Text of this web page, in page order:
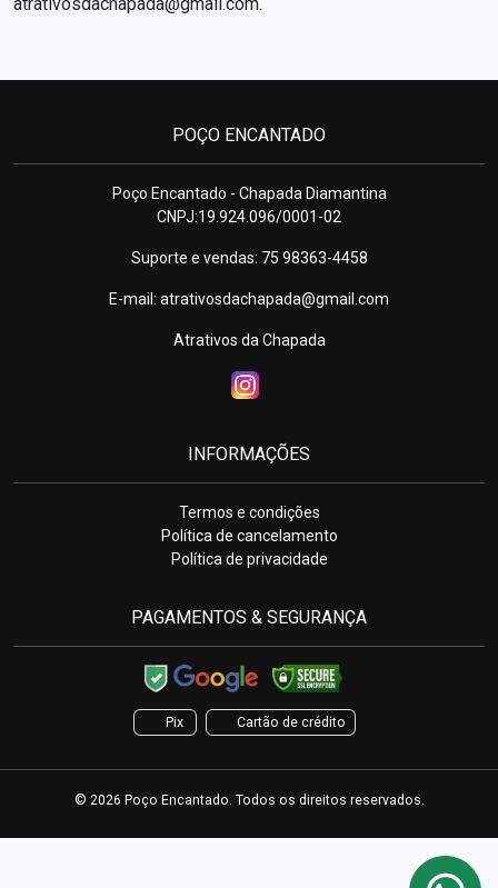
POÇO ENCANTADO
Poço Encantado - Chapada Diamantina
CNPJ:19.924.096/0001-02
Suporte e vendas: 75 98363-4458
E-mail: atrativosdachapada@gmail.com
Atrativos da Chapada
INFORMAÇÕES
Termos e condições
Política de cancelamento
Política de privacidade
PAGAMENTOS & SEGURANÇA
Pix Cartão de crédito
© 2026 Poço Encantado. Todos os direitos reservados.